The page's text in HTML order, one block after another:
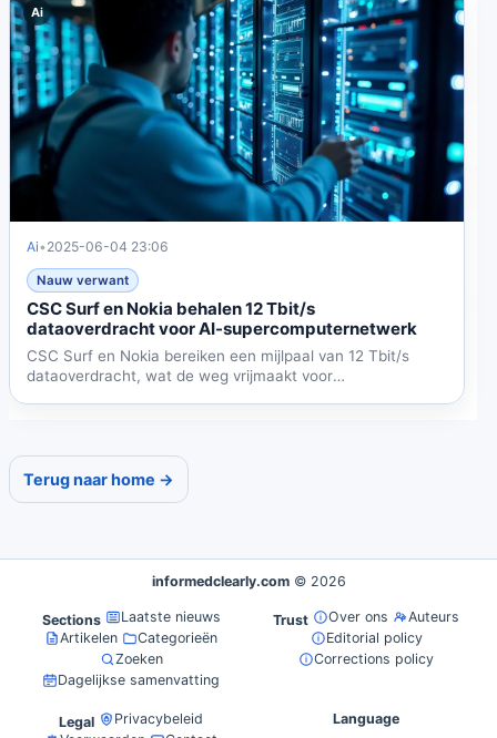
Ai
Ai• 2025-06-04 23:06
Nauw verwant
CSC Surf en Nokia behalen 12 Tbit/s
dataoverdracht voor AI-supercomputernetwerk
CSC Surf en Nokia bereiken een mijlpaal van 12 Tbit/s
dataoverdracht, wat de weg vrijmaakt voor
Terug naar home →
informedclearly.com © 2026
Sections
Laatste nieuws
Artikelen
Categorieën
Zoeken
Dagelijkse samenvatting
Trust Over ons
Auteurs
Editorial policy
Corrections policy
Legal
Privacybeleid
Language